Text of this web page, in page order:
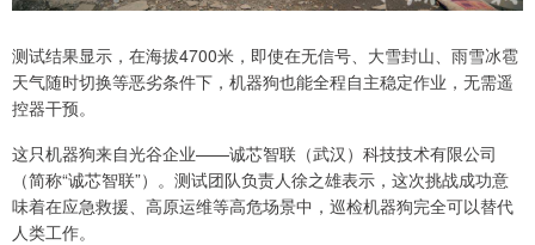
测试结果显示，在海拔4700米，即使在无信号、大雪封山、雨雪冰雹
天气随时切换等恶劣条件下，机器狗也能全程自主稳定作业，无需遥
控器干预。
这只机器狗来自光谷企业——诚芯智联（武汉）科技技术有限公司
（简称“诚芯智联”）。测试团队负责人徐之雄表示，这次挑战成功意
味着在应急救援、高原运维等高危场景中，巡检机器狗完全可以替代
人类工作。